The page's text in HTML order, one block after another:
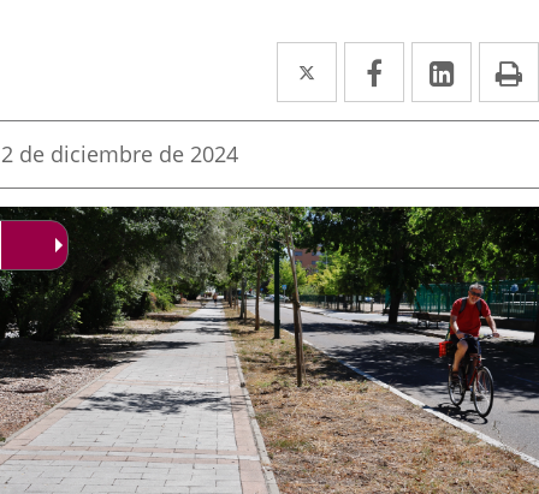
Twitter
Enlace
a
aplicación
externa.
Facebook
Enlace
a
aplicación
externa.
Enlace
a
Fecha
la
noticia
2 de diciembre de 2024